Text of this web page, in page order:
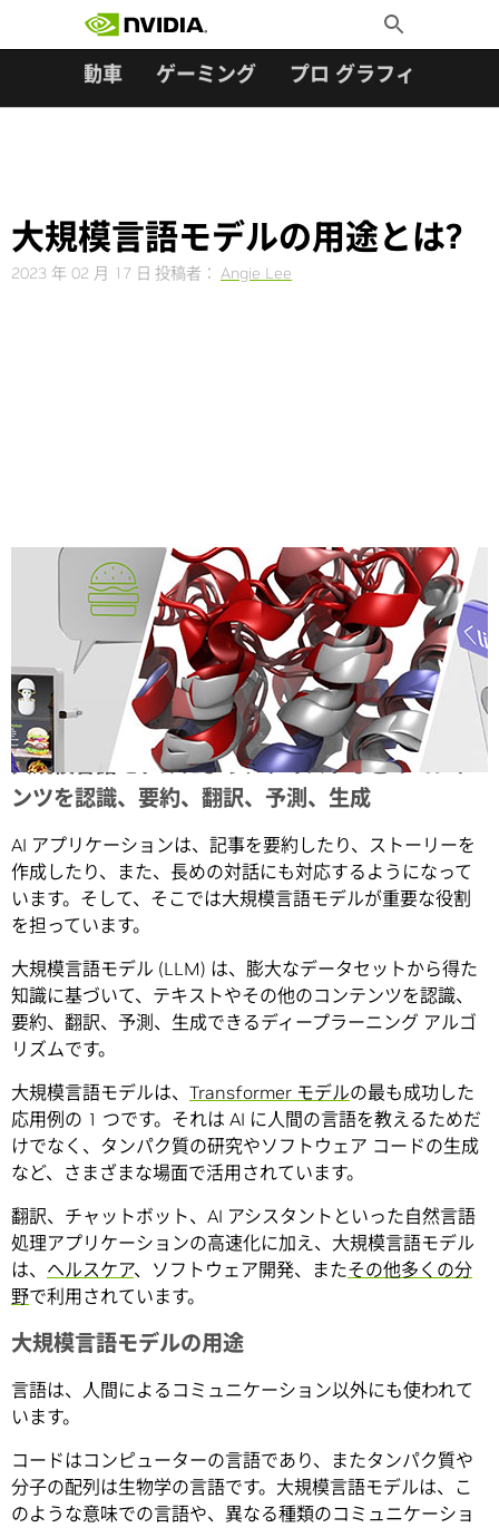
Toggle
Search
自動車 ゲーミング プロ グラフィックス
大規模言語モデルの用途とは?
2023 年 02 月 17 日 投稿者： Angie Lee
大規模言語モデルにより、テキストなどのコンテ
ンツを認識、要約、翻訳、予測、生成
AI アプリケーションは、記事を要約したり、ストーリーを
作成したり、また、長めの対話にも対応するようになって
います。そして、そこでは大規模言語モデルが重要な役割
を担っています。
大規模言語モデル (LLM) は、膨大なデータセットから得た
知識に基づいて、テキストやその他のコンテンツを認識、
要約、翻訳、予測、生成できるディープラーニング アルゴ
リズムです。
大規模言語モデルは、 Transformer モデルの最も成功した
応用例の 1 つです。それは AI に人間の言語を教えるためだ
けでなく、タンパク質の研究やソフトウェア コードの生成
など、さまざまな場面で活用されています。
翻訳、チャットボット、AI アシスタントといった自然言語
処理アプリケーションの高速化に加え、大規模言語モデル
は、 ヘルスケア、ソフトウェア開発、またその他多くの分
野で利用されています。
大規模言語モデルの用途
言語は、人間によるコミュニケーション以外にも使われて
います。
コードはコンピューターの言語であり、またタンパク質や
分子の配列は生物学の言語です。大規模言語モデルは、こ
のような意味での言語や、異なる種類のコミュニケーショ